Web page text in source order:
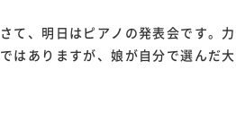
さて、明日はピアノの発表会です。
ではありますが、娘が自分で選んだ